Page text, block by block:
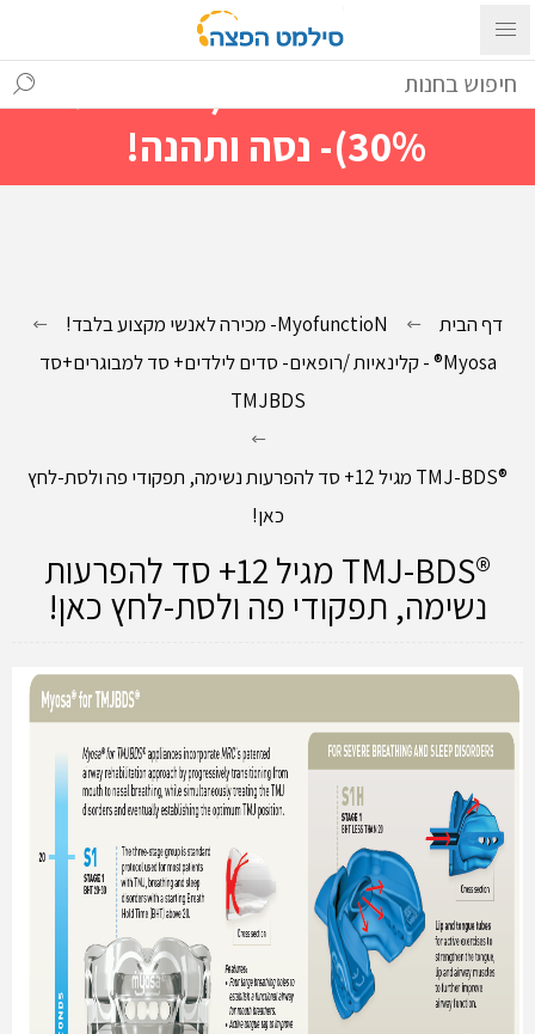
עם ההתחברות ניתן לראות מייד
מחירים מיוחדים(הנחות עד
30%)- נסה ותהנה!
דף הבית
MyofunctioN- מכירה לאנשי מקצוע בלבד!
Myosa® - קלינאיות /רופאים- סדים לילדים+ סד למבוגרים+סד
TMJBDS
®TMJ-BDS מגיל 12+ סד להפרעות נשימה, תפקודי פה ולסת-לחץ
כאן!
®TMJ-BDS מגיל 12+ סד להפרעות
נשימה, תפקודי פה ולסת-לחץ כאן!